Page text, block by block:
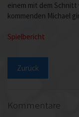
einem mit dem
kommenden Michael
Spielbericht
Zurück
Kommentare